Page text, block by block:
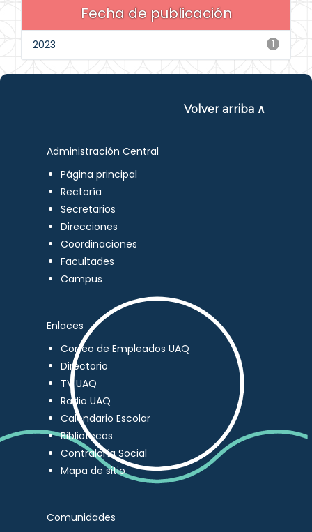
Fecha de publicación
1
2023
Volver arriba ∧
Administración Central
Página principal
Rectoría
Secretarios
Direcciones
Coordinaciones
Facultades
Campus
Enlaces
Correo de Empleados UAQ
Directorio
TV UAQ
Radio UAQ
Calendario Escolar
Bibliotecas
Contraloría Social
Mapa de sitio
Comunidades